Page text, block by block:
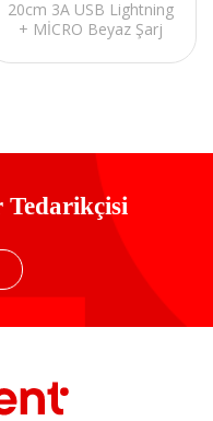
20cm 3A USB Lightning
+ MİCRO Beyaz Şarj